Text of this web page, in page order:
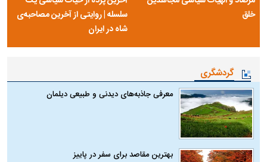
خلق
سلسله | روایتی از آخرین مصاحبه‌ی
شاه در ایران
گردشگری
معرفی جاذبه‌های دیدنی و طبیعی دیلمان
بهترین مقاصد برای سفر در پاییز